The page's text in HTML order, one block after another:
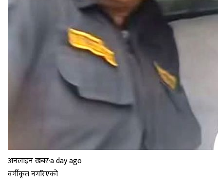
अनलाइन खबर·a day ago
वर्गीकृत नगरिएको